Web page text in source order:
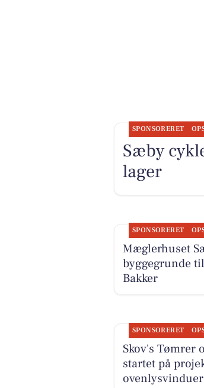
SPONSORERET
Sæby
lager
SPONSORERET
Mæglerhuset
byggegrunde
Bakker
SPONSORERET
Skov's Tømrer
startet på